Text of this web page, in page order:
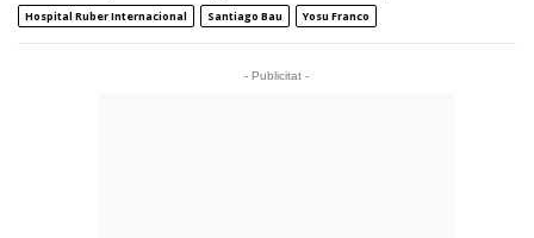
Hospital Ruber Internacional
Santiago Bau Yosu Franco
- Publicitat -